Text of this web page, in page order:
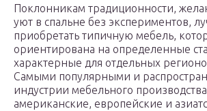
Поклонникам традиционности,
уют в спальне без экспериментов,
приобретать типичную мебель,
ориентирована на определенные
характерные для отдельных
Самыми популярными и
индустрии мебельного
американские, европейские и